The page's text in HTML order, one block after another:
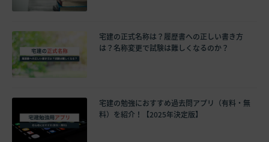
宅建の正式名称は？履歴書への正しい書き方
は？名称変更で試験は難しくなるのか？
宅建の勉強におすすめ過去問アプリ（有料・無
料）を紹介！【2025年決定版】